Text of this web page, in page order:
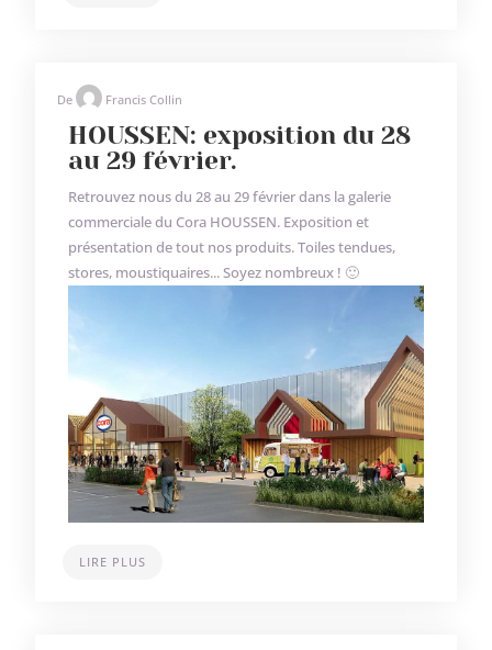
De Francis Collin
HOUSSEN: exposition du 28
au 29 février.
Retrouvez nous du 28 au 29 février dans la galerie
commerciale du Cora HOUSSEN. Exposition et
présentation de tout nos produits. Toiles tendues,
stores, moustiquaires... Soyez nombreux ! 🙂
LIRE PLUS